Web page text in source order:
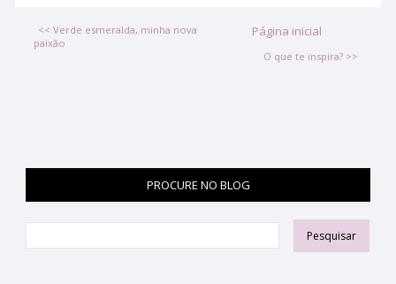
<< Verde esmeralda, minha nova
paixão
O que te inspira? >>
Página inicial
PROCURE NO BLOG